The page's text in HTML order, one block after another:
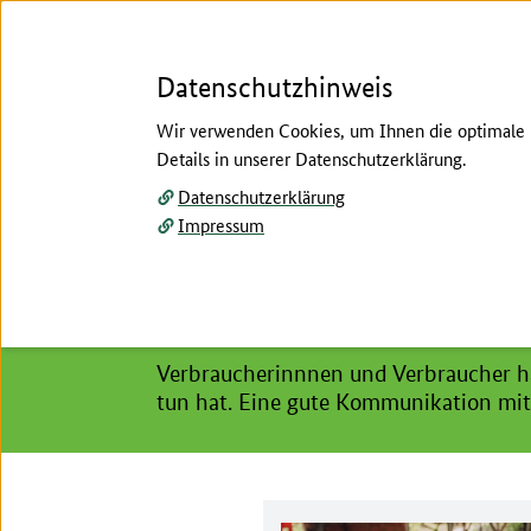
Menü
Verbraucherinnnen und Verbraucher
tun hat. Eine gute Kommunikation
Datenschutzhinweis
Wir verwenden Cookies, um Ihnen die
Details in unserer Datenschutzerklärung.
Datenschutzerklärung
Impressum